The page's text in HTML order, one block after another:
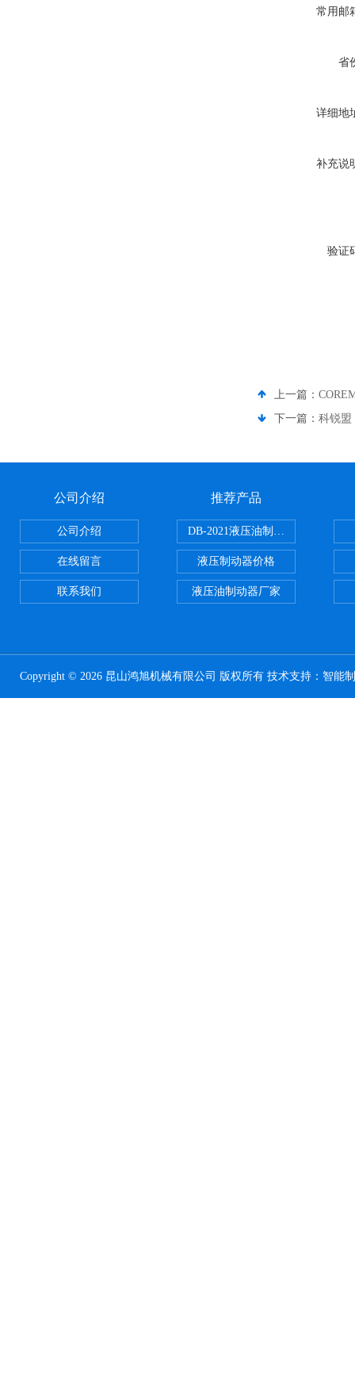
常用邮
省
详细地
补充说
验证
上一篇：
下一篇： 科锐盟
公司介绍
公司介绍
在线留言
联系我们
推荐产品
DB-2021液压油制动器
液压制动器价格
液压油制动器厂家
Copyright © 2026 昆山鸿旭机械有限公司 版权所有 技术支持： 智能